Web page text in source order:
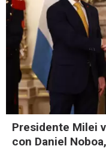
Presidente Milei
con Daniel